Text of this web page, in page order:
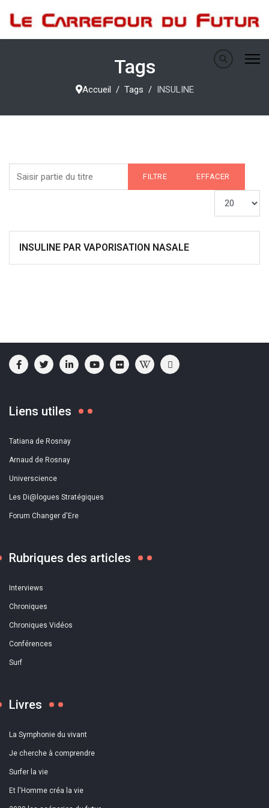
Tags
Accueil Tags INSULINE
FILTRE EFFACER
INSULINE PAR VAPORISATION NASALE
Liens utiles
Tatiana de Rosnay
Arnaud de Rosnay
Universcience
Les Di@logues Stratégiques
Forum Changer d'Ere
Rubriques des articles
Interviews
Chroniques
Chroniques Vidéos
Conférences
Surf
Livres
La Symphonie du vivant
Je cherche à comprendre
Surfer la vie
Et l'Homme créa la vie